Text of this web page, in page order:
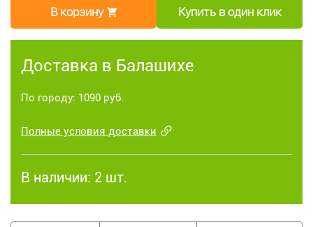
В корзину Купить в один клик
Доставка в Балашихе
По городу: 1090 руб.
Полные условия доставки
В наличии: 2 шт.